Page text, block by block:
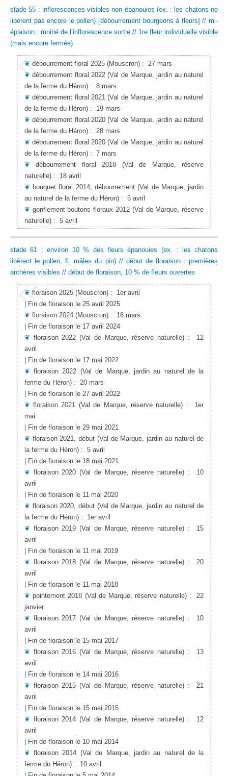
stade 55 : inflorescences visibles non épanouies (ex. : les chatons ne
libèrent pas encore le pollen) [débourrement bourgeons à fleurs] // mi-
épiaison : moitié de l’inflorescence sortie // 1re fleur individuelle visible
(mais encore fermée)
❦ débourrement floral 2025 (Mouscron): 27 mars
❦débourrement floral 2022 (Val de Marque, jardin au naturel
de la ferme du Héron): 8 mars
❦débourrement floral 2021 (Val de Marque, jardin au naturel
de la ferme du Héron): 19 mars
❦débourrement floral 2020 (Val de Marque, jardin au naturel
de la ferme du Héron): 28 mars
❦débourrement floral 2020 (Val de Marque, jardin au naturel
de la ferme du Héron): 7 mars
❦débourrement floral 2018
(Val de Marque, réserve
naturelle): 18 avril
❦ bouquet floral 2014, débourrement (Val de Marque, jardin
au naturel de la ferme du Héron): 5 avril
❦ gonflement boutons floraux 2012 (Val de Marque, réserve
naturelle): 5 avril
stade 61 : environ 10 % des fleurs épanouies (ex. : les chatons
libèrent le pollen, fl. mâles du pin) // début de floraison : premières
anthères visibles // début de floraison, 10 % de fleurs ouvertes
❦ floraison 2025 (Mouscron): 1er avril
Fin de floraison le 25 avril 2025
❦ floraison 2024 (Mouscron): 16 mars
Fin de floraison le 17 avril 2024
❦ floraison 2022 (Val de Marque, réserve naturelle) : 12
avril
Fin de floraison le 17 mai 2022
❦floraison 2022 (Val de Marque, jardin au naturel de la
ferme du Héron): 20 mars
Fin de floraison le 27 avril 2022
❦floraison 2021 (Val de Marque, réserve naturelle) : 1er
mai
Fin de floraison le 29 mai 2021
❦ floraison 2021, début (Val de Marque, jardin au naturel de
la ferme du Héron): 5 avril
Fin de floraison le 18 mai 2021
❦ floraison 2020 (Val de Marque, réserve naturelle) : 10
avril
Fin de floraison le 11 mai 2020
❦ floraison 2020, début (Val de Marque, jardin au naturel de
la ferme du Héron): 1er avril
❦ floraison 2019 (Val de Marque, réserve naturelle) : 15
avril
Fin de floraison le 11 mai 2019
❦ floraison 2018 (Val de Marque, réserve naturelle) :20
avril
Fin de floraison le 11 mai 2018
❦ pointement 2018 (Val de Marque, réserve naturelle):22
janvier
❦ floraison 2017 (Val de Marque, réserve naturelle) : 10
avril
Fin de floraison le 15 mai 2017
❦ floraison 2016 (Val de Marque, réserve naturelle) : 13
avril
Fin de floraison le 14 mai 2016
❦ floraison 2015 (Val de Marque, réserve naturelle) :21
avril
Fin de floraison le 15 mai 2015
❦ floraison 2014 (Val de Marque, réserve naturelle) : 12
avril
Fin de floraison le 10 mai 2014
❦floraison 2014 (Val de Marque, jardin au naturel de la
ferme du Héron): 10 avril